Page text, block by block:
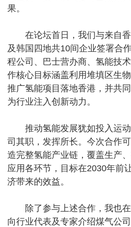
果。
在论坛首日，我们与来自香
及韩国四地共10间企业签署合
程公司、巴士营办商、氢能技
作核心目标涵盖利用堆填区生
推广氢能项目落地香港，并共
为行业注入创新动力。
推动氢能发展犹如投入运动
司其职，发挥所长。今次合作
造完整氢能产业链，覆盖生产
应用各环节，目标在2030年前
济带来的效益。
除了参与上述合作，我也在
向行业代表及专家介绍煤气公